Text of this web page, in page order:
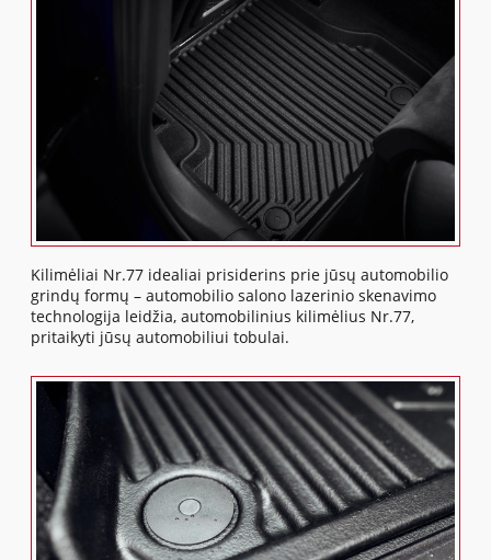
Kilimėliai Nr.77 idealiai prisiderins prie jūsų automobilio
grindų formų – automobilio salono lazerinio skenavimo
technologija leidžia, automobilinius kilimėlius Nr.77,
pritaikyti jūsų automobiliui tobulai.